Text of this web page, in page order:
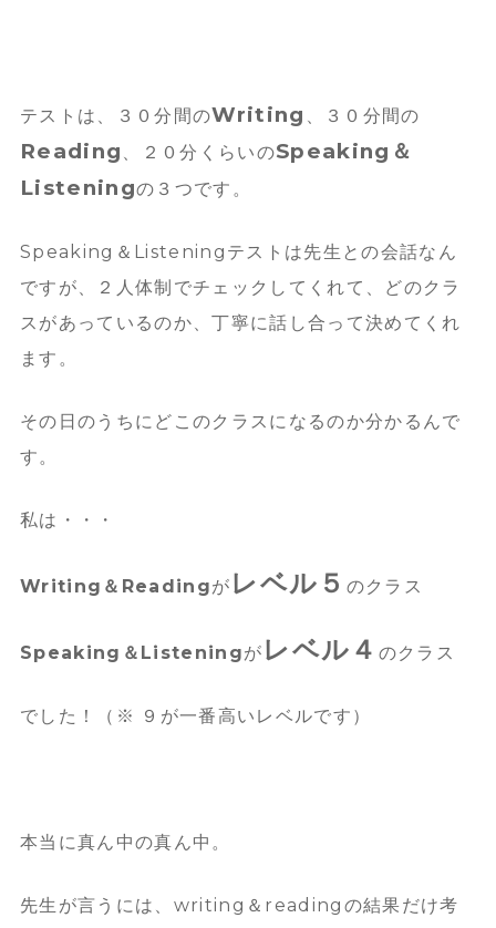
テストは、３０分間のWriting 、３０分間の
Reading 、２０分くらいのSpeaking＆
Listeningの３つです。
Speaking＆Listeningテストは先生との会話なん
ですが、２人体制でチェックしてくれて、どのクラ
スがあっているのか、丁寧に話し合って決めてくれ
ます。
その日のうちにどこのクラスになるのか分かるんで
す。
私は・・・
Writing＆Readingが レベル５ のクラス
Speaking＆Listeningが レベル４ のクラス
でした！（※ ９が一番高いレベルです）
本当に真ん中の真ん中。
先生が言うには、writing＆readingの結果だけ考